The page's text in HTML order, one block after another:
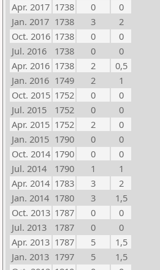
Apr. 2017 1738 0
0
Jan. 2017 1738 3
2
Oct. 2016 1738 0
0
Jul. 2016
1738 0
0
Apr. 2016 1738 2
0,5
Jan. 2016 1749 2
1
Oct. 2015 1752 0
0
Jul. 2015
1752 0
0
Apr. 2015 1752 2
0
Jan. 2015 1790 0
0
Oct. 2014 1790 0
0
Jul. 2014
1790 1
1
Apr. 2014 1783 3
2
Jan. 2014 1780 3
1,5
Oct. 2013 1787 0
0
Jul. 2013
1787 0
0
Apr. 2013 1787 5
1,5
Jan. 2013 1797 5
1,5